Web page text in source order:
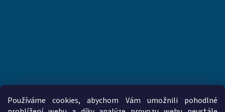
Používáme cookies, abychom Vám umožnili pohodlné